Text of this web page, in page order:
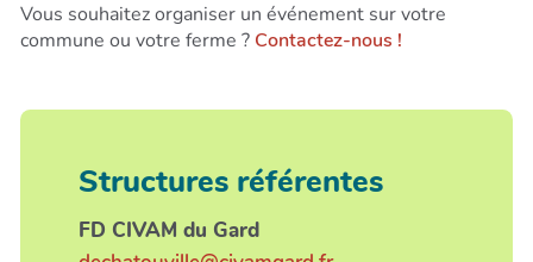
Vous souhaitez organiser un événement sur votre
commune ou votre ferme ? Contactez-nous !
Structures référentes
FD CIVAM du Gard